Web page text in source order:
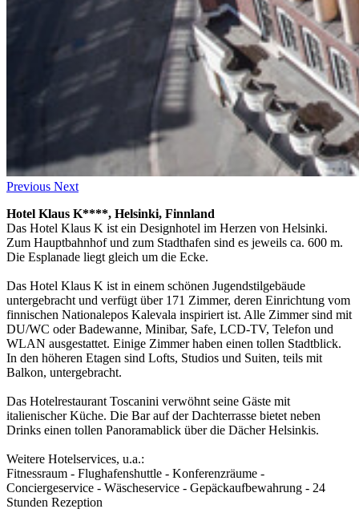
Previous Next
Hotel Klaus K****, Helsinki, Finnland
Das Hotel Klaus K ist ein Designhotel im Herzen von Helsinki.
Zum Hauptbahnhof und zum Stadthafen sind es jeweils ca. 600 m.
Die Esplanade liegt gleich um die Ecke.
Das Hotel Klaus K ist in einem schönen Jugendstilgebäude
untergebracht und verfügt über 171 Zimmer, deren Einrichtung vom
finnischen Nationalepos Kalevala inspiriert ist. Alle Zimmer sind mit
DU/WC oder Badewanne, Minibar, Safe, LCD-TV, Telefon und
WLAN ausgestattet. Einige Zimmer haben einen tollen Stadtblick.
In den höheren Etagen sind Lofts, Studios und Suiten, teils mit
Balkon, untergebracht.
Das Hotelrestaurant Toscanini verwöhnt seine Gäste mit
italienischer Küche. Die Bar auf der Dachterrasse bietet neben
Drinks einen tollen Panoramablick über die Dächer Helsinkis.
Weitere Hotelservices, u.a.:
Fitnessraum - Flughafenshuttle - Konferenzräume -
Conciergeservice - Wäscheservice - Gepäckaufbewahrung - 24
Stunden Rezeption